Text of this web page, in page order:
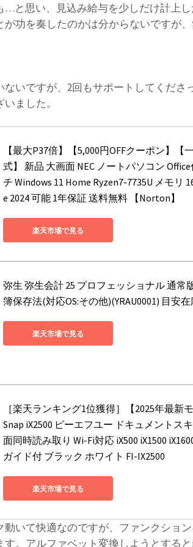
…と思い、見込み給与を少しだけ計上
功を奏したのかは分からないですが、
いですが、2回もサポートしてくださ
ました。
【最大P37倍】【5,000円OFFクーポン】
式】 新品 大画面 NEC ノートパソコン Office
チ Windows 11 Home Ryzen7-7735U メモリ
e 2024 可能 1年保証 送料無料 【Norton】
楽天市場で見る
弥生 弥生会計 25 プロフェッショナル 通
簿保存法(対応OS:その他)(YRAU0001) 目安
楽天市場で見る
［楽天ランキング1位獲得］【2025年最新
Snap iX2500 ピーエフユー ドキュメントス
面同時読み取り Wi-Fi対応 iX500 iX1500
ガイド付 ブラック ホワイト FI-IX2500
楽天市場で見る
いて快適なのですが、ファンクショ
。アルファベット変換しようとする